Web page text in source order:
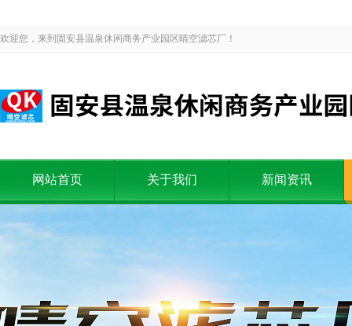
欢迎您，来到固安县温泉休闲商务产业园区晴空滤芯厂！
网站首页 关于我们 新闻资讯